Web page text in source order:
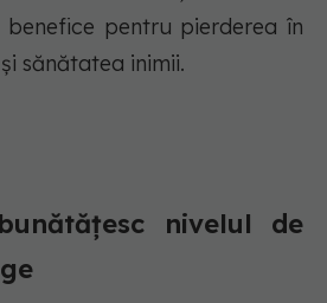
pentru pierderea în
sănătatea inimii.
nivelul de